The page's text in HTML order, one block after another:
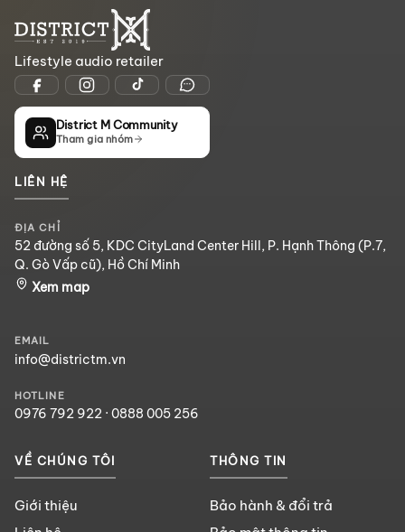
Lifestyle audio retailer
District M Community
Tham gia nhóm
LIÊN HỆ
ĐỊA CHỈ
52 đường số 5, KDC CityLand Center Hill, P. Hạnh Thông (P.7,
Q. Gò Vấp cũ), Hồ Chí Minh
Xem map
EMAIL
info@districtm.vn
HOTLINE
0976 792 922 · 0888 005 256
VỀ CHÚNG TÔI
Giới thiệu
THÔNG TIN
Bảo hành & đổi trả